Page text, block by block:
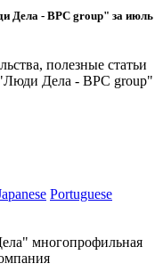
Дела - BPC group" за июль
полезные статьи
Дела - BPC group"
Portuguese
многопрофильная